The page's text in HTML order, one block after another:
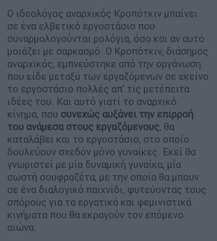
Ο ιδεολόγος αναρχικός Κροπότκιν μπαίνει
σε ένα ελβετικό εργοστάσιο που
συναρμολογούνται ρολόγια, όσο και αν αυτό
μοιάζει με σαρκασμό. Ο Κροπότκιν, διάσημος
αναρχικός, εμπνεύστηκε από την οργάνωση
που είδε μεταξύ των εργαζόμενων σε εκείνο
το εργοστάσιο πολλές απ' τις μετέπειτα
ιδέες του. Και αυτό γιατί το αναρχικό
κίνημα, που συνεχώς αυξάνει την επιρροή
του ανάμεσα στους εργαζόμενους, θα
καταλάβει και το εργοστάσιο, στο οποίο
δουλεύουν σχεδόν μόνο γυναίκες. Εκεί θα
γνωριστεί με μία δυναμική γυναίκα, μία
σωστή σουφραζέτα, με την οποία θα μπουν
σε ένα διαλογικό παιχνίδι, φυτεύοντας τους
σπόρους για τα εργατικά και φεμινιστικά
κινήματα που θα εκραγούν τον επόμενο
αιώνα.